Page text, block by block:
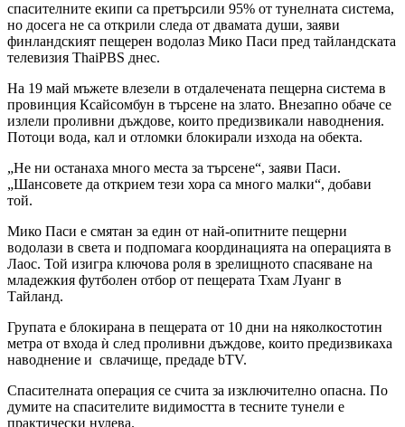
спасителните екипи са претърсили 95% от тунелната система,
но досега не са открили следа от двамата души, заяви
финландският пещерен водолаз Мико Паси пред тайландската
телевизия ThaiPBS днес.
На 19 май мъжете влезели в отдалечената пещерна система в
провинция Ксайсомбун в търсене на злато. Внезапно обаче се
излели проливни дъждове, които предизвикали наводнения.
Потоци вода, кал и отломки блокирали изхода на обекта.
„Не ни останаха много места за търсене“, заяви Паси.
„Шансовете да открием тези хора са много малки“, добави
той.
Мико Паси е смятан за един от най-опитните пещерни
водолази в света и подпомага координацията на операцията в
Лаос. Той изигра ключова роля в зрелищното спасяване на
младежкия футболен отбор от пещерата Тхам Луанг в
Тайланд.
Групата е блокирана в пещерата от 10 дни на няколкостотин
метра от входа ѝ след проливни дъждове, които предизвикаха
наводнение и свлачище, предаде bTV.
Спасителната операция се счита за изключително опасна. По
думите на спасителите видимостта в тесните тунели е
практически нулева.